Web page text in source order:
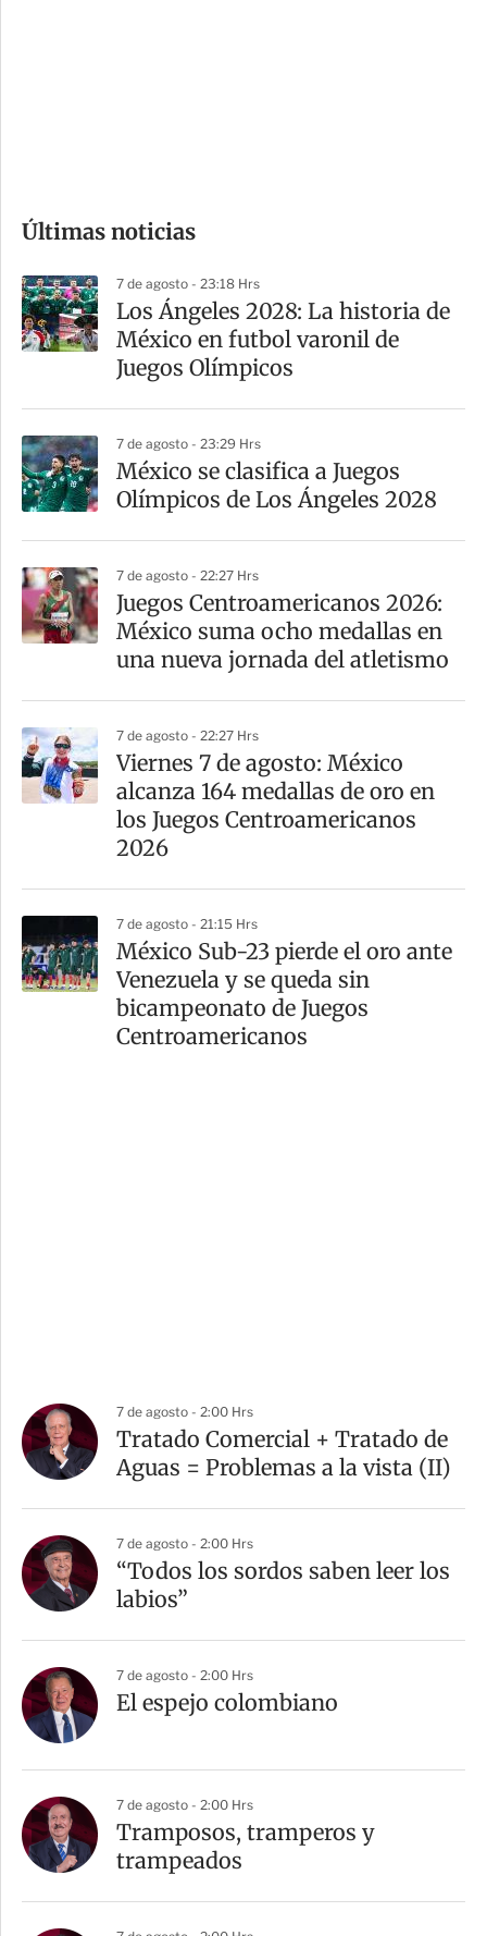
m
a
r
t
Últimas noticias
7 de agosto - 23:18 Hrs
Los Ángeles 2028: La historia de
México en futbol varonil de
Juegos Olímpicos
7 de agosto - 23:29 Hrs
México se clasifica a Juegos
Olímpicos de Los Ángeles 2028
7 de agosto - 22:27 Hrs
Juegos Centroamericanos 2026:
México suma ocho medallas en
una nueva jornada del atletismo
7 de agosto - 22:27 Hrs
Viernes 7 de agosto: México
alcanza 164 medallas de oro en
los Juegos Centroamericanos
2026
7 de agosto - 21:15 Hrs
México Sub-23 pierde el oro ante
Venezuela y se queda sin
bicampeonato de Juegos
Centroamericanos
7 de agosto - 2:00 Hrs
Tratado Comercial + Tratado de
Aguas = Problemas a la vista (II)
7 de agosto - 2:00 Hrs
“Todos los sordos saben leer los
labios”
7 de agosto - 2:00 Hrs
El espejo colombiano
7 de agosto - 2:00 Hrs
Tramposos, tramperos y
trampeados